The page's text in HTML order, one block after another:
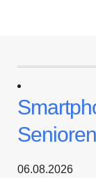
Senioren
06.08.2026